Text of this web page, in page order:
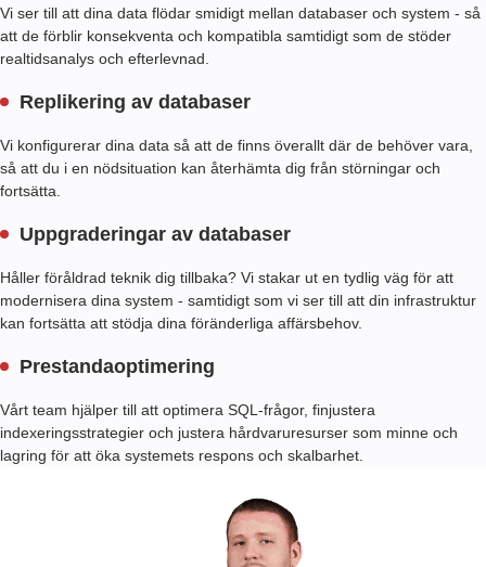
Vi ser till att dina data flödar smidigt mellan databaser och system - så
att de förblir konsekventa och kompatibla samtidigt som de stöder
realtidsanalys och efterlevnad.
Replikering av databaser
Vi konfigurerar dina data så att de finns överallt där de behöver vara,
så att du i en nödsituation kan återhämta dig från störningar och
fortsätta.
Uppgraderingar av databaser
Håller föråldrad teknik dig tillbaka? Vi stakar ut en tydlig väg för att
modernisera dina system - samtidigt som vi ser till att din infrastruktur
kan fortsätta att stödja dina föränderliga affärsbehov.
Prestandaoptimering
Vårt team hjälper till att optimera SQL-frågor, finjustera
indexeringsstrategier och justera hårdvaruresurser som minne och
lagring för att öka systemets respons och skalbarhet.